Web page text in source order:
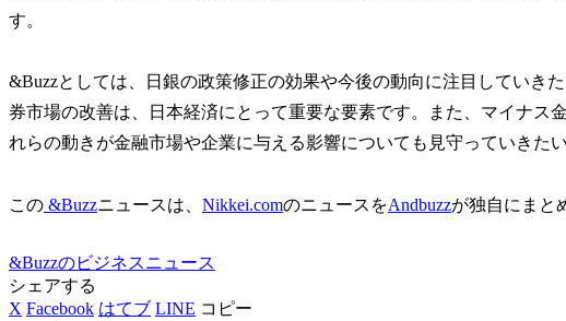
す。
&Buzzとしては、日銀の政策修正の効果や今後の動向に注目していき
券市場の改善は、日本経済にとって重要な要素です。また、マイナス
れらの動きが金融市場や企業に与える影響についても見守っていきたい
この &Buzzニュースは、 Nikkei.comのニュースをAndbuzzが独自にまと
&Buzzのビジネスニュース
シェアする
X Facebook はてブ LINE コピー